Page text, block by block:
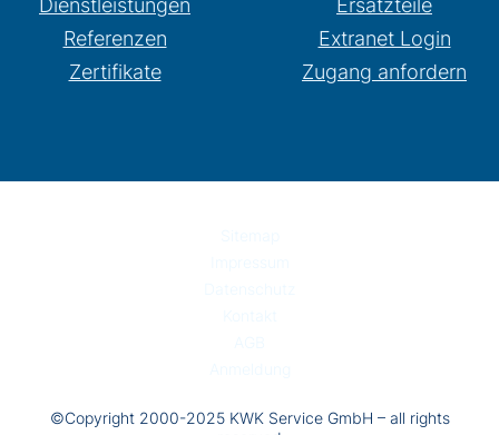
Dienstleistungen
Referenzen
Zertifikate
Ersatzteile
Extranet Login
Zugang anfordern
©Copyright 2000-2025 KWK Service GmbH – all rights